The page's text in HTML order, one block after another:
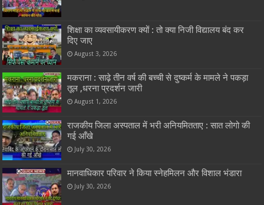
शिक्षा का व्यवसायीकरण क्यों : तो क्या निजी विद्यालय बंद कर
दिए जाए
August 3, 2026
मकराना : साढ़े तीन वर्ष की बच्ची से दुष्कर्म के मामले ने पकड़ा
तूल ,धरना प्रदर्शन जारी
August 1, 2026
राजकीय जिला अस्पताल में भरी अनियमितताए : सात लोगो की
गई आँखे
July 30, 2026
मानवाधिकार परिवार ने किया स्नेहमिलन और विशाल भंडारा
July 30, 2026